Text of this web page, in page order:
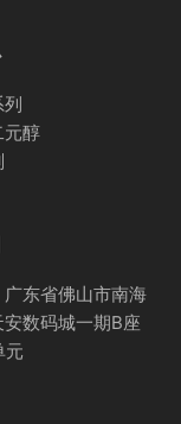
元醇
东省佛山市南海
数码城一期B座